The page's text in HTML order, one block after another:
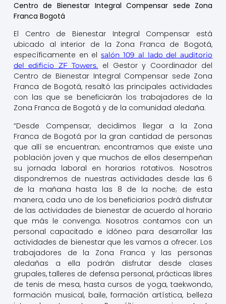
Centro de Bienestar Integral Compensar sede Zona
Franca Bogotá
El Centro de Bienestar Integral Compensar está
ubicado al interior de la Zona Franca de Bogotá,
específicamente en elsalón 109 al lado del auditorio
del edificio ZF Towers. el Gestor y Coordinador del
Centro de Bienestar Integral Compensar sede Zona
Franca de Bogotá, resaltó las principales actividades
con las que se beneficiarán los trabajadores de la
Zona Franca de Bogotá y de la comunidad aledaña.
“Desde Compensar, decidimos llegar a la Zona
Franca de Bogotá por la gran cantidad de personas
que allí se encuentran; encontramos que existe una
población joven y que muchos de ellos desempeñan
su jornada laboral en horarios rotativos. Nosotros
dispondremos de nuestras actividades desde las 6
de la mañana hasta las 8 de la noche; de esta
manera, cada uno de los beneficiarios podrá disfrutar
de las actividades de bienestar de acuerdo al horario
que más le convenga. Nosotros contamos con un
personal capacitado e idóneo para desarrollar las
actividades de bienestar que les vamos a ofrecer. Los
trabajadores de la Zona Franca y las personas
aledañas a ella podrán disfrutar desde clases
grupales, talleres de defensa personal, prácticas libres
de tenis de mesa, hasta cursos de yoga, taekwondo,
formación musical, baile, formación artística, belleza